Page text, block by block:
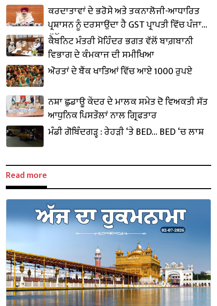
ਕਰਦਾਤਾਵਾਂ ਦੇ ਭਰੋਸੇ ਅਤੇ ਤਕਨਾਲੋਜੀ-ਆਧਾਰਿਤ
ਪ੍ਰਸ਼ਾਸਨ ਨੂੰ ਦਰਸਾਉਂਦਾ ਹੈ GST ਪ੍ਰਾਪਤੀ ਵਿੱਚ ਪੰਜਾਬ
ਵੱਲੋਂ ਦਰਜ਼ 24.45% ਦਾ ਸ਼ਾਨਦਾਰ ਵਾਧਾ: ਹਰਪਾਲ
ਚੀਮਾ
ਕੈਬਨਿਟ ਮੰਤਰੀ ਮੋਹਿੰਦਰ ਭਗਤ ਵੱਲੋਂ ਬਾਗ਼ਬਾਨੀ
ਵਿਭਾਗ ਦੇ ਕੰਮਕਾਜ ਦੀ ਸਮੀਖਿਆ
ਔਰਤਾਂ ਦੇ ਬੈਂਕ ਖਾਤਿਆਂ ਵਿੱਚ ਆਏ 1000 ਰੁਪਏ
ਨਸ਼ਾ ਛੁਡਾਊ ਕੇਂਦਰ ਦੇ ਮਾਲਕ ਸਮੇਤ ਦੋ ਵਿਅਕਤੀ ਸੱਤ
ਆਧੁਨਿਕ ਪਿਸਤੌਲਾਂ ਨਾਲ ਗ੍ਰਿਫਤਾਰ
ਮੰਡੀ ਗੋਬਿੰਦਗੜ੍ਹ : ਰੇਹੜੀ ‘ਤੇ BED… BED ‘ਚ ਲਾਸ਼
Read more